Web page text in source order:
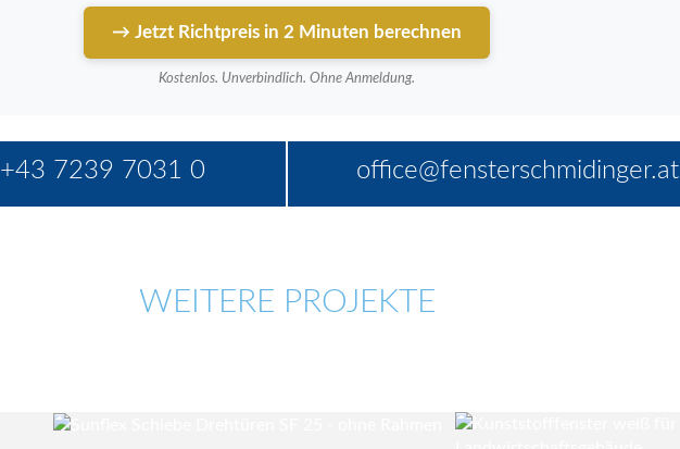
→ Jetzt Richtpreis in 2 Minuten berechnen
Kostenlos. Unverbindlich. Ohne Anmeldung.
+43 7239 7031 0 office@fensterschmidinger.at
WEITERE PROJEKTE